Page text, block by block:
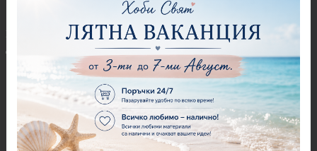
Приложни техники и
Декупаж
Декупажна хартия
Оризова декупажна
хартия А4 - Alchemy of Art -
25-30 гр.
Оризова декупажна хартия
Ъглови перфоратори
Перфоратори Основни
Фигури - кръгове, овали
Перфоратори - Сърца и
Перфоратори - Цветя, листа
и клонки
Перфоратори - Детски